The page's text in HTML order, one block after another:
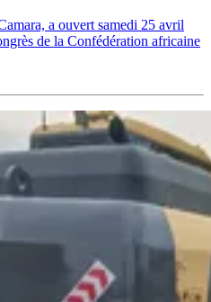
a ouvert samedi 25 avril
de la Confédération africaine